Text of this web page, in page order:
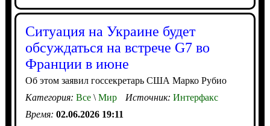
Ситуация на Украине будет
обсуждаться на встрече G7 во
Франции в июне
Об этом заявил госсекретарь США Марко Рубио
Категория: Все\Мир Источник: Интерфакс
Время: 02.06.2026 19:11